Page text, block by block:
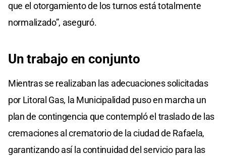
que el otorgamiento de los turnos está totalmente
normalizado”, aseguró.
Un trabajo en conjunto
Mientras se realizaban las adecuaciones solicitadas
por Litoral Gas, la Municipalidad puso en marcha un
plan de contingencia que contempló el traslado de las
cremaciones al crematorio de la ciudad de Rafaela,
garantizando así la continuidad del servicio para las